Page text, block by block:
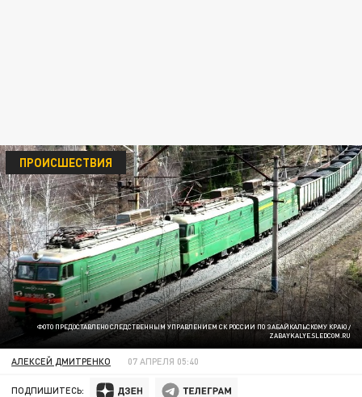
ФОТО ПРЕДОСТАВЛЕНО СЛЕДСТВЕННЫМ УПРАВЛЕНИЕМ СК РОССИИ ПО ЗАБАЙКАЛЬСКОМУ КРАЮ /
ZABAYKALYE.SLEDCOM.RU
ПРОИСШЕСТВИЯ
АЛЕКСЕЙ ДМИТРЕНКО 07 АПРЕЛЯ 05:40
ПОДПИШИТЕСЬ: